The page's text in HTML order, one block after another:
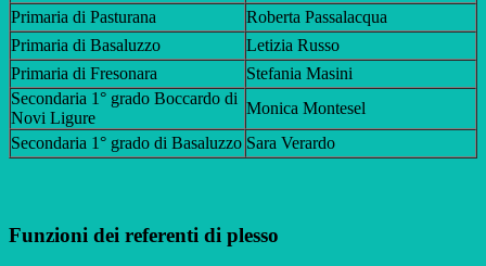
Primaria di Pasturana
Roberta Passalacqua
Primaria di Basaluzzo
Letizia Russo
Primaria di Fresonara
Stefania Masini
Secondaria 1° grado Boccardo di
Novi Ligure
Monica Montesel
Secondaria 1° grado di Basaluzzo Sara Verardo
Funzioni dei referenti di plesso